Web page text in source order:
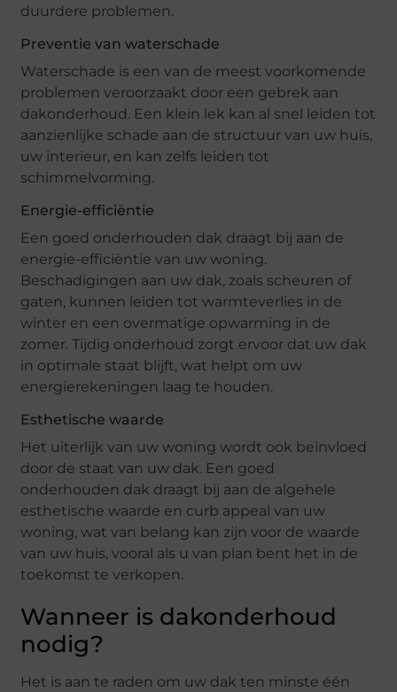
duurdere problemen.
Preventie van waterschade
Waterschade is een van de meest voorkomende
problemen veroorzaakt door een gebrek aan
dakonderhoud. Een klein lek kan al snel leiden tot
aanzienlijke schade aan de structuur van uw huis,
uw interieur, en kan zelfs leiden tot
schimmelvorming.
Energie-efficiëntie
Een goed onderhouden dak draagt bij aan de
energie-efficiëntie van uw woning.
Beschadigingen aan uw dak, zoals scheuren of
gaten, kunnen leiden tot warmteverlies in de
winter en een overmatige opwarming in de
zomer. Tijdig onderhoud zorgt ervoor dat uw dak
in optimale staat blijft, wat helpt om uw
energierekeningen laag te houden.
Esthetische waarde
Het uiterlijk van uw woning wordt ook beïnvloed
door de staat van uw dak. Een goed
onderhouden dak draagt bij aan de algehele
esthetische waarde en curb appeal van uw
woning, wat van belang kan zijn voor de waarde
van uw huis, vooral als u van plan bent het in de
toekomst te verkopen.
Wanneer is dakonderhoud
nodig?
Het is aan te raden om uw dak ten minste één